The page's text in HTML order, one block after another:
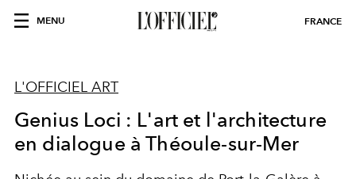
MENU FRANCE
L'OFFICIEL ART
Genius Loci : L'art et l'architecture
en dialogue à Théoule-sur-Mer